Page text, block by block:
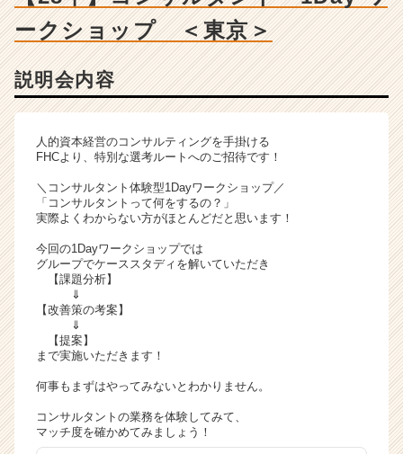
の
説
ベ
ン
チ
ャ
ー・
長
ス
ウ
ト
が
届
ークショップ ＜東京＞
説明会内容
人的資本経営のコンサルティングを手掛ける
FHCより、特別な選考ルートへのご招待です！
＼コンサルタント体験型1Dayワークショップ／
「コンサルタントって何をするの？」
実際よくわからない方がほとんどだと思います！
今回の1Dayワークショップでは
グループでケーススタディを解いていただき
【課題分析】
⇓
【改善策の考案】
⇓
【提案】
まで実施いただきます！
何事もまずはやってみないとわかりません。
コンサルタントの業務を体験してみて、
マッチ度を確かめてみましょう！